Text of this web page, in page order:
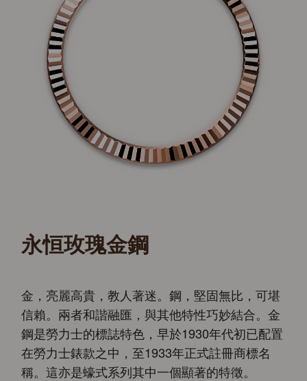
永恒玫瑰金鋼
金，亮麗高貴，教人著迷。鋼，堅固無比，可堪
信賴。兩者和諧融匯，與其他特性巧妙結合。金
鋼是勞力士的標誌特色，早於1930年代初已配置
在勞力士錶款之中，至1933年正式註冊商標名
稱。這亦是蠔式系列其中一個顯著的特徵。